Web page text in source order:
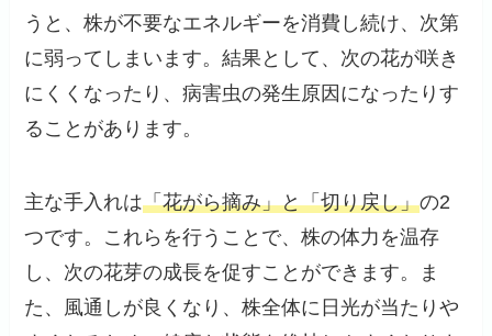
うと、株が不要なエネルギーを消費し続け、次第
に弱ってしまいます。結果として、次の花が咲き
にくくなったり、病害虫の発生原因になったりす
ることがあります。
主な手入れは「花がら摘み」と「切り戻し」の2
つです。これらを行うことで、株の体力を温存
し、次の花芽の成長を促すことができます。ま
た、風通しが良くなり、株全体に日光が当たりや